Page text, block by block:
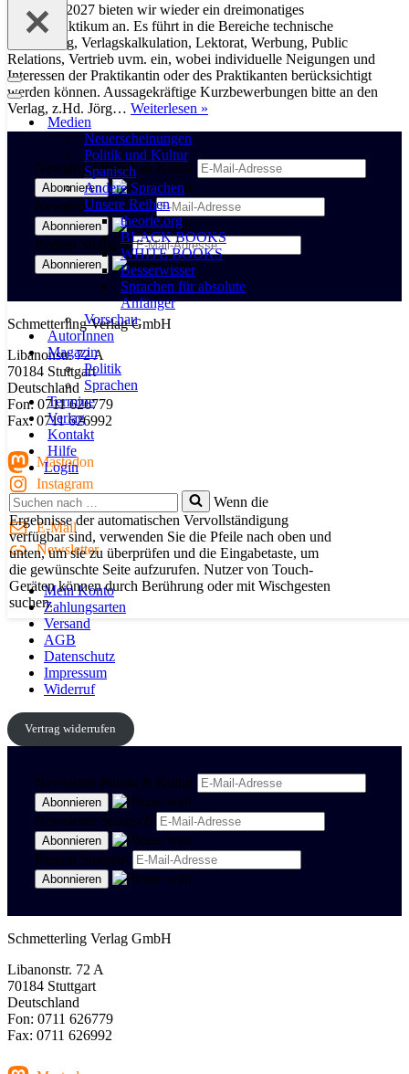
Navigationsmenü
Navigationsmenü
Medien
Neuerscheinungen
Politik und Kultur
Spanisch
Andere Sprachen
Unsere Reihen
theorie.org
BLACK BOOKS
WHITE BOOKS
Besserwisser
Sprachen für absolute
Anfänger
Vorschau
AutorInnen
Magazin
Politik
Sprachen
Termine
Verlag
Kontakt
Hilfe
Login
Suchen
nach …
Wenn die
Ergebnisse der automatischen Vervollständigung
verfügbar sind, verwenden Sie die Pfeile nach oben und
unten, um sie zu überprüfen und die Eingabetaste, um
die gewünschte Seite aufzurufen. Nutzer von Touch-
Geräten können durch Berührung oder mit Wischgesten
suchen.
Ab 01.05.2027 bieten wir wieder ein dreimonatiges
Verlagspraktikum an. Es führt in die Bereiche technische
Herstellung, Verlagskalkulation, Lektorat, Werbung, Public
Relations, Vertrieb uvm. ein, wobei individuelle Neigungen und
Interessen der Praktikantin oder des Praktikanten berücksichtigt
werden können. Aussagekräftige Kurzbewerbungen bitte an den
Verlag, z.Hd. Jörg… Weiterlesen »
Newsletter Politik & Kultur
Newsletter Spanisch
Region Stuttgart
Schmetterling Verlag GmbH
Libanonstr. 72 A
70184 Stuttgart
Deutschland
Fon: 0711 626779
Fax: 0711 626992
Mastodon
Instagram
Youtube
E-Mail
Newsletter
Mein Konto
Zahlungsarten
Versand
AGB
Datenschutz
Impressum
Widerruf
Vertrag widerrufen
Newsletter Politik & Kultur
Newsletter Spanisch
Region Stuttgart
Schmetterling Verlag GmbH
Libanonstr. 72 A
70184 Stuttgart
Deutschland
Fon: 0711 626779
Fax: 0711 626992